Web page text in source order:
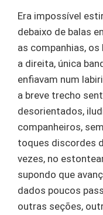
Era impossível
debaixo de balas
as companhias,
a direita, única
enfiavam num
a breve trecho
desorientados,
companheiros,
toques discordes
vezes, no
supondo que
dados poucos
outras seções,